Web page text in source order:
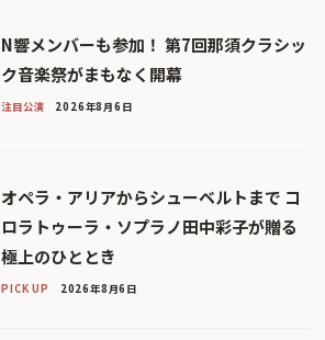
N響メンバーも参加！ 第7回那須クラシッ
ク音楽祭がまもなく開幕
注目公演 2026年8月6日
オペラ・アリアからシューベルトまで コ
ロラトゥーラ・ソプラノ田中彩子が贈る
極上のひととき
PICK UP 2026年8月6日